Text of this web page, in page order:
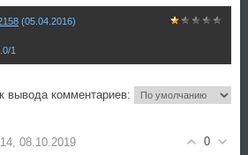
(05.04.2016)
/1
вывода комментариев:
0
08.10.2019